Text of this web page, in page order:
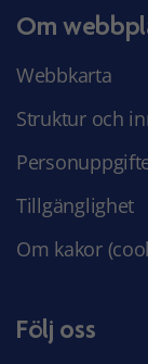
Om
Webbkarta
Struktur och
Tillgänglighet
Om kakor
Följ oss